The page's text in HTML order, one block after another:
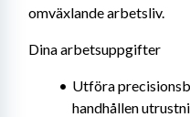
omväxlande arbetsliv.
Dina arbetsuppgifter
Utföra
handhållen